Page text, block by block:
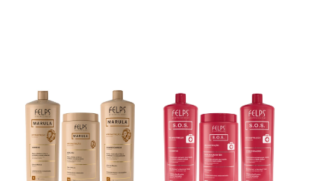
HAAR-ACCESSOIRE
MARKEN